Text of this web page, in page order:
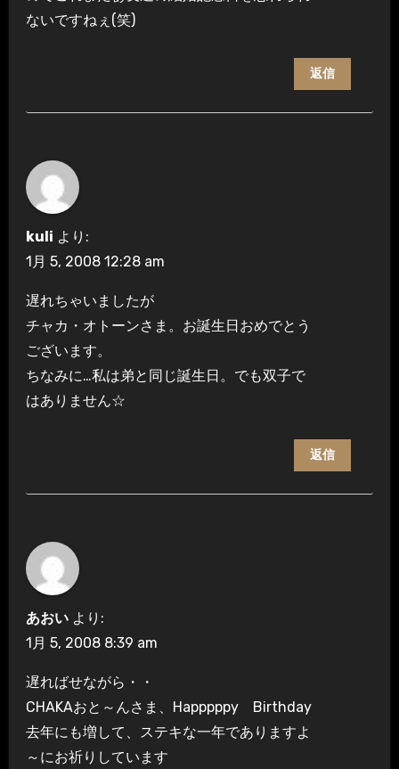
ないですねぇ(笑)
返信
kuli より:
1月 5, 2008 12:28 am
遅れちゃいましたが
チャカ・オトーンさま。お誕生日おめでとう
ございます。
ちなみに…私は弟と同じ誕生日。でも双子で
はありません☆
返信
あおい より:
1月 5, 2008 8:39 am
遅ればせながら・・
CHAKAおと～んさま、Happpppy Birthday
去年にも増して、ステキな一年でありますよ
～にお祈りしています